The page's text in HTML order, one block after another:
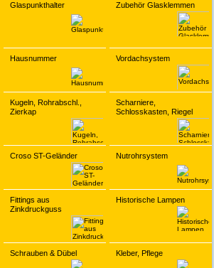
Glaspunkthalter Zubehör Glasklemmen
Hausnummer Vordachsystem
Kugeln, Rohrabschl.,
Zierkap
Scharniere,
Schlosskasten, Riegel
Croso ST-Geländer Nutrohrsystem
Fittings aus
Zinkdruckguss
Historische Lampen
Schrauben & Dübel Kleber, Pflege